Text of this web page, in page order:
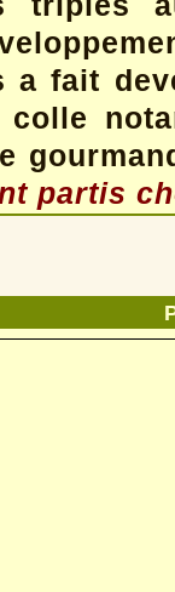
a fait
colle
partis